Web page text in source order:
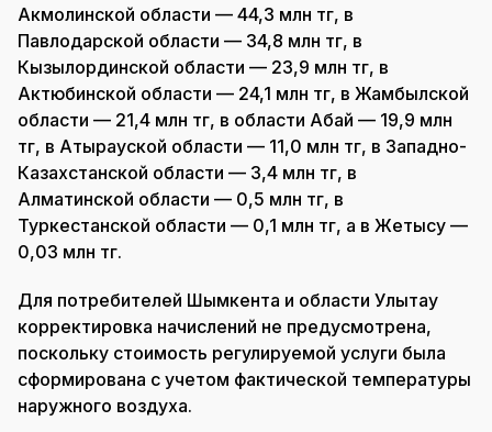
Акмолинской области — 44,3 млн тг, в
Павлодарской области — 34,8 млн тг, в
Кызылординской области — 23,9 млн тг, в
Актюбинской области — 24,1 млн тг, в Жамбылской
области — 21,4 млн тг, в области Абай — 19,9 млн
тг, в Атырауской области — 11,0 млн тг, в Западно-
Казахстанской области — 3,4 млн тг, в
Алматинской области — 0,5 млн тг, в
Туркестанской области — 0,1 млн тг, а в Жетысу —
0,03 млн тг.
Для потребителей Шымкента и области Улытау
корректировка начислений не предусмотрена,
поскольку стоимость регулируемой услуги была
сформирована с учетом фактической температуры
наружного воздуха.